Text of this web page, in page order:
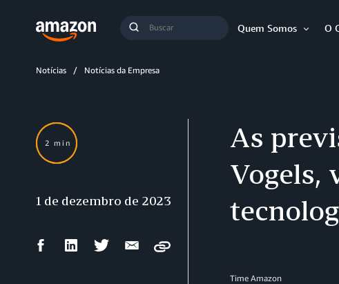
Buscar
Quem Somos
O
Notícias Notícias da Empresa
As
Vogels,
Time Amazon
2 min
1 de dezembro de 2023
CompartilharCompartilharCompartilharCompartilhar
Copy